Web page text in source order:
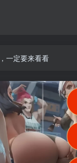
一定要来看看